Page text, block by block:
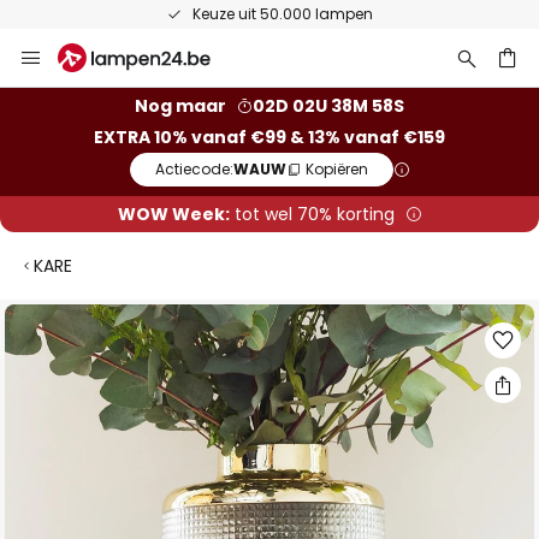
Keuze uit 50.000 lampen
naar
Nog maar
02D 02U 38M 57S
EXTRA 10% vanaf €99 & 13% vanaf €159
Actiecode:WAUW Kopiëren
WOW Week:tot wel 70% korting
KARE
Ga
naar